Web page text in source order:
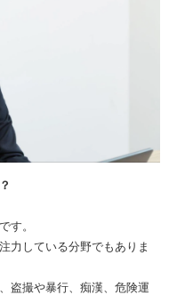
す。
力している分野でもありま
盗撮や暴行、痴漢、危険運